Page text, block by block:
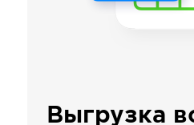
Выгрузка